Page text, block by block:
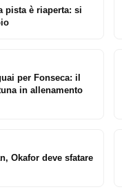
pista è riaperta: si
per Fonseca: il
in allenamento
Okafor deve sfatare